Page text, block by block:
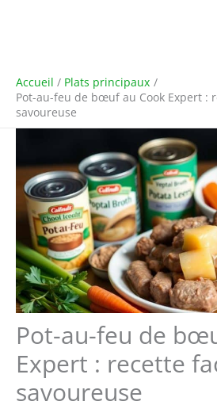
Accueil
Plats principaux
Pot-au-feu de bœuf au Cook Expert :
savoureuse
Pot-au-feu de
Expert : recette
savoureuse